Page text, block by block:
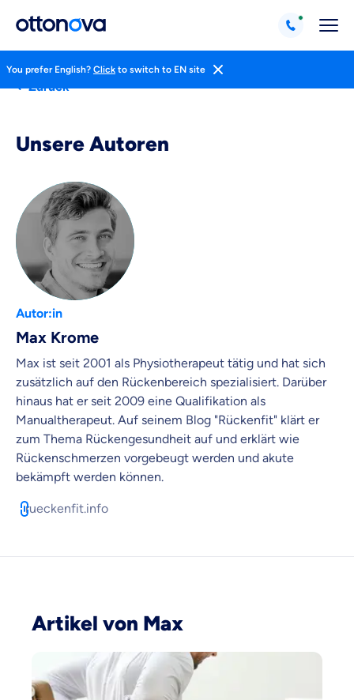
You prefer English? Click to switch to EN site
Zurück
Unsere Autoren
Autor:in
Max Krome
Max ist seit 2001 als Physiotherapeut tätig und hat sich
zusätzlich auf den Rückenbereich spezialisiert. Darüber
hinaus hat er seit 2009 eine Qualifikation als
Manualtherapeut. Auf seinem Blog "Rückenfit" klärt er
zum Thema Rückengesundheit auf und erklärt wie
Rückenschmerzen vorgebeugt werden und akute
bekämpft werden können.
rueckenfit.info
Artikel von Max
du dich gut beraten fühlst.
Objektive und faire Beratung
Wir möchten, dass du dich aus Überzeugung für
uns entscheidest.
Vergleich mit anderen Tarifen am Markt
Wir helfen dir dabei Unterschiede in
Versicherungsprodukt wählen
Krankenvoll
Versicherung
Versicherung
Zahnzusatz
Versicherung